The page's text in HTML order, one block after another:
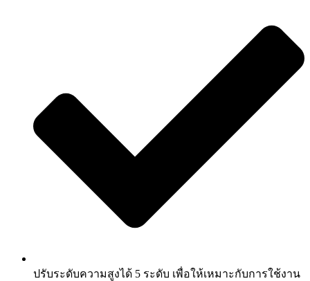
ปรับระดับความสูงได้ 5 ระดับ เพื่อให้เหมาะกับการใช้งาน